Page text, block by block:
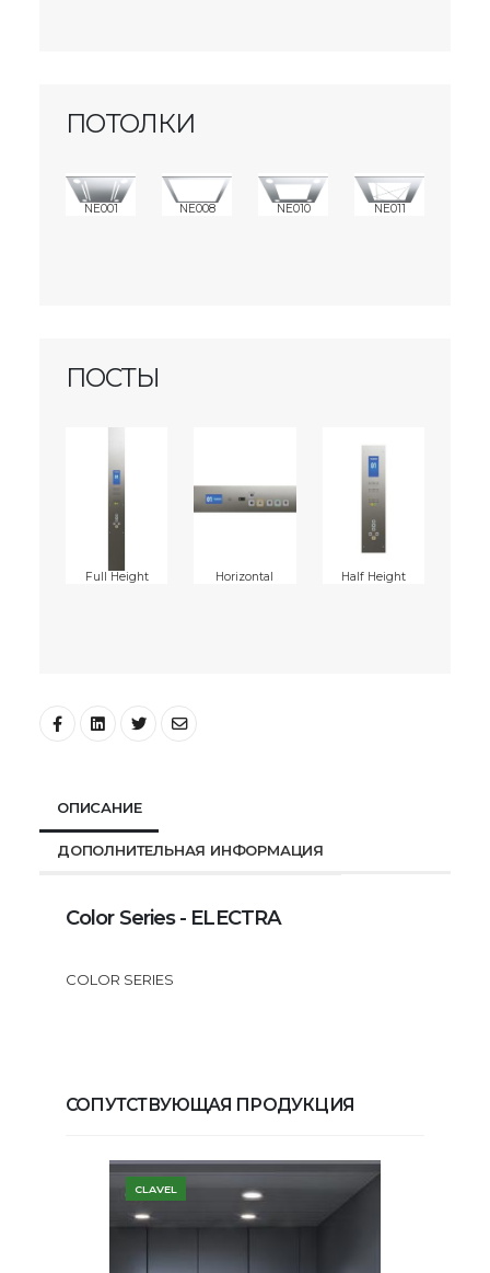
ПОТОЛКИ
NE001 NE008 NE010 NE011
ПОСТЫ
Full Height Horizontal Half Height
ОПИСАНИЕ
ДОПОЛНИТЕЛЬНАЯ ИНФОРМАЦИЯ
Color Series - ELECTRA
COLOR SERIES
СОПУТСТВУЮЩАЯ ПРОДУКЦИЯ
CLAVEL